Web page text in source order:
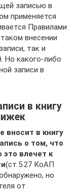
записью в
применяется
Правилами
внесении
так и
Но какого-либо
записи в
в книгу
вносит в книгу
о том, что
это влечет к
(ст.5.27 КоАП
но
от